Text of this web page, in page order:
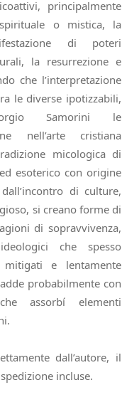
principalmente
spirituale o mistica, la
di poteri
la resurrezione e
che l’interpretazione
le diverse ipotizzabili,
Samorini le
nell’arte cristiana
micologica di
esoterico con origine
di culture,
si creano forme di
di sopravvivenza,
che spesso
e lentamente
probabilmente con
assorbí elementi
dall’autore, il
incluse.